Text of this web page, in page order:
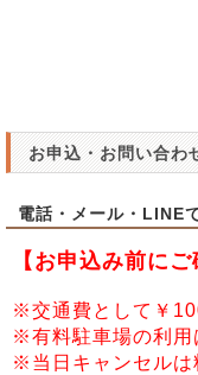
お申込・お問い合わ
電話・メール・LINE
【お申込み前に
※交通費として￥
※有料駐車場の利用
※当日キャンセルは